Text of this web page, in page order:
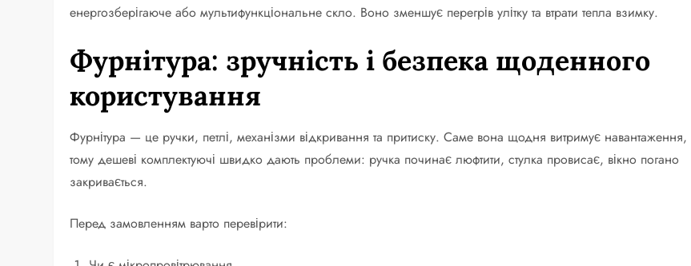
енергозберігаюче або мультифункціональне скло. Воно зменшує перегрів улітку та втрати тепла взимку.
Фурнітура: зручність і безпека щоденного
користування
Фурнітура — це ручки, петлі, механізми відкривання та притиску. Саме вона щодня витримує навантаження,
тому дешеві комплектуючі швидко дають проблеми: ручка починає люфтити, стулка провисає, вікно погано
закривається.
Перед замовленням варто перевірити: